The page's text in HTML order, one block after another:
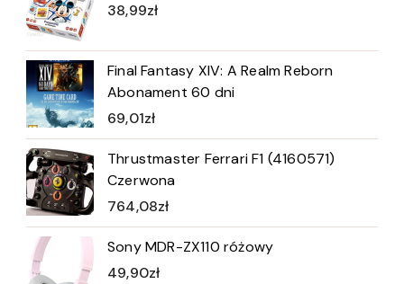
38,99zł
Final Fantasy XIV: A Realm Reborn
Abonament 60 dni
69,01zł
Thrustmaster Ferrari F1 (4160571)
Czerwona
764,08zł
Sony MDR-ZX110 różowy
49,90zł